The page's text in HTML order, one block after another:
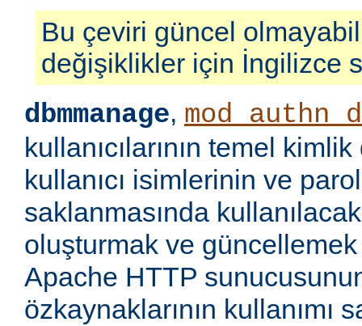
Bu çeviri güncel
değişiklikler için İngilizce
dbmmanage,
kullanıcılarının temel
kullanıcı isimlerinin ve
saklanmasında
oluşturmak ve güncellemek
Apache HTTP
özkaynaklarının kullanımı